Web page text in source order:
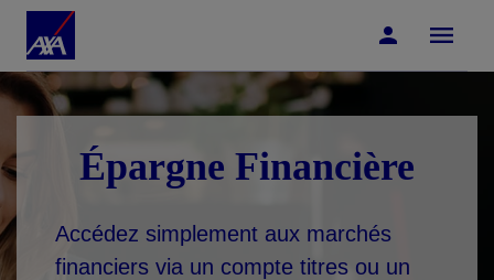
Accéder au Contenu Accéder au Pied de page
Épargne Financière
Accédez simplement aux marchés
financiers via un compte titres ou un